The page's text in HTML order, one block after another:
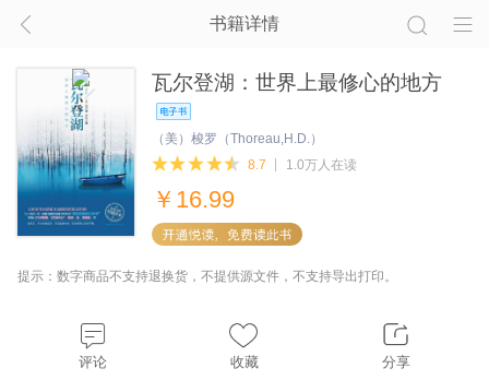
书籍详情
瓦尔登湖：世界上最修心的地方
（美）梭罗（Thoreau,H.D.）
8.7
1.0万人在读
￥ 16.99
提示：数字商品不支持退换货，不提供源文件，不支持导出打印。
评论 收藏 分享